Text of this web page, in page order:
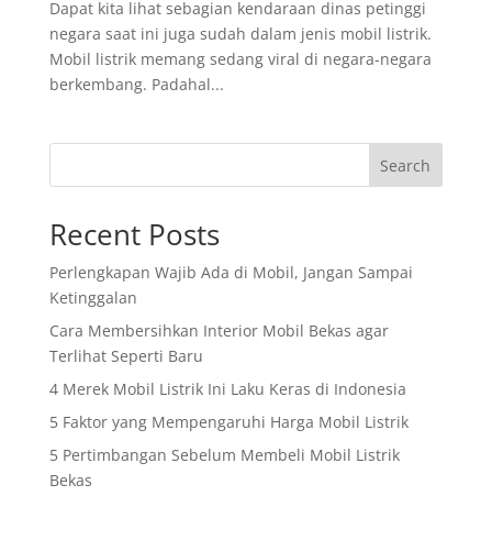
Dapat kita lihat sebagian kendaraan dinas petinggi
negara saat ini juga sudah dalam jenis mobil listrik.
Mobil listrik memang sedang viral di negara-negara
berkembang. Padahal...
Search
Recent Posts
Perlengkapan Wajib Ada di Mobil, Jangan Sampai
Ketinggalan
Cara Membersihkan Interior Mobil Bekas agar
Terlihat Seperti Baru
4 Merek Mobil Listrik Ini Laku Keras di Indonesia
5 Faktor yang Mempengaruhi Harga Mobil Listrik
5 Pertimbangan Sebelum Membeli Mobil Listrik
Bekas